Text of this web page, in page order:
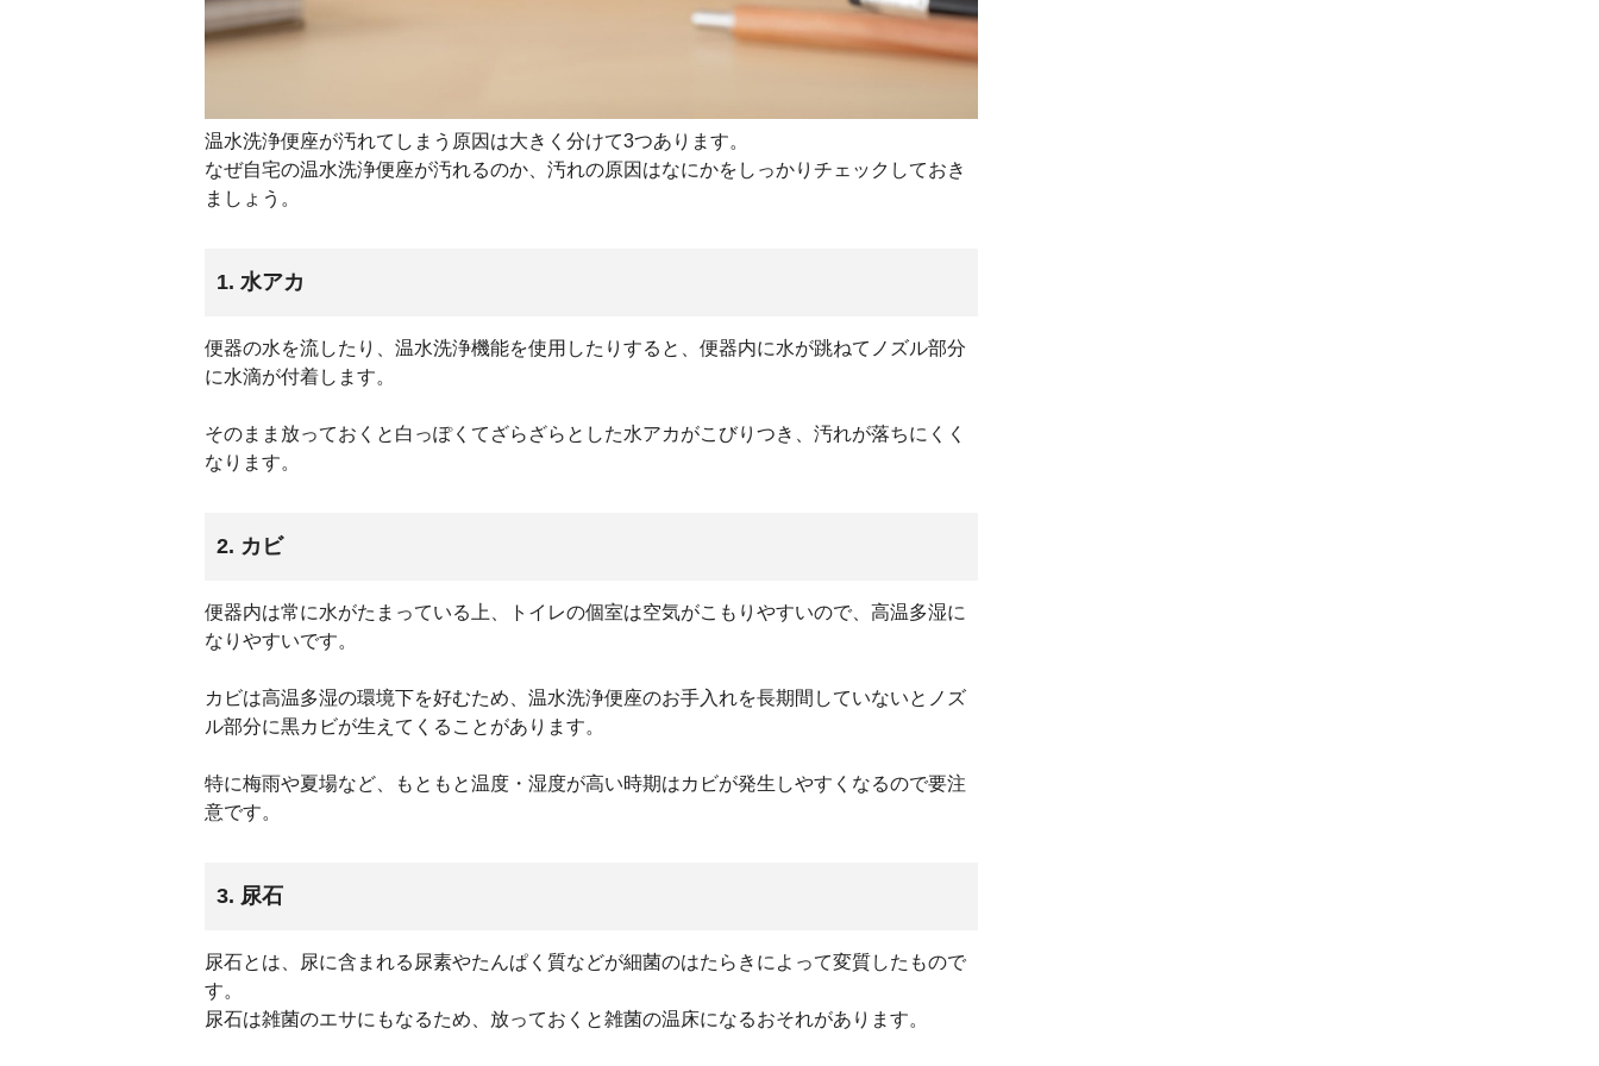
温水洗浄便座が汚れてしまう原因は大きく分けて3つあります。
なぜ自宅の温水洗浄便座が汚れるのか、汚れの原因はなにかをしっかりチェックしておき
ましょう。
1. 水アカ
便器の水を流したり、温水洗浄機能を使用したりすると、便器内に水が跳ねてノズル部分
に水滴が付着します。
そのまま放っておくと白っぽくてざらざらとした水アカがこびりつき、汚れが落ちにくく
なります。
2. カビ
便器内は常に水がたまっている上、トイレの個室は空気がこもりやすいので、高温多湿に
なりやすいです。
カビは高温多湿の環境下を好むため、温水洗浄便座のお手入れを長期間していないとノズ
ル部分に黒カビが生えてくることがあります。
特に梅雨や夏場など、もともと温度・湿度が高い時期はカビが発生しやすくなるので要注
意です。
3. 尿石
尿石とは、尿に含まれる尿素やたんぱく質などが細菌のはたらきによって変質したもので
す。
尿石は雑菌のエサにもなるため、放っておくと雑菌の温床になるおそれがあります。